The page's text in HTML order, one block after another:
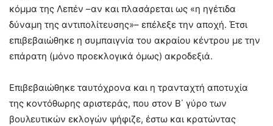
κόμμα της Λεπέν –αν και πλασάρεται ως «η ηγέτιδα
δύναμη της αντιπολίτευσης»– επέλεξε την αποχή. Έτσι
επιβεβαιώθηκε η συμπαιγνία του ακραίου κέντρου με την
επάρατη (μόνο προεκλογικά όμως) ακροδεξιά.
Επιβεβαιώθηκε ταυτόχρονα και η τρανταχτή αποτυχία
της κοντόθωρης αριστεράς, που στον Β΄ γύρο των
βουλευτικών εκλογών ψήφιζε, έστω και κρατώντας